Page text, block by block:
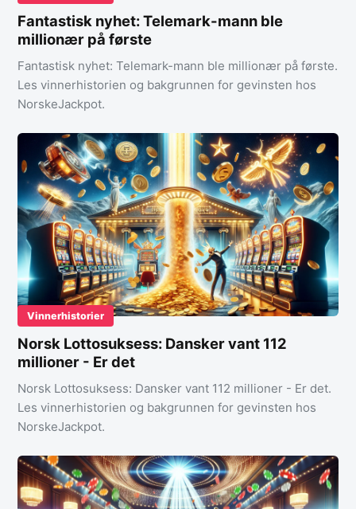
Fantastisk nyhet: Telemark-mann ble
millionær på første
Fantastisk nyhet: Telemark-mann ble millionær på første.
Les vinnerhistorien og bakgrunnen for gevinsten hos
NorskeJackpot.
Vinnerhistorier
Norsk Lottosuksess: Dansker vant 112
millioner - Er det
Norsk Lottosuksess: Dansker vant 112 millioner - Er det.
Les vinnerhistorien og bakgrunnen for gevinsten hos
NorskeJackpot.